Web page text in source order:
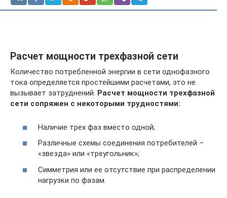
Расчет мощности трехфазной сети
Количество потребленной энергии в сети однофазного
тока определяется простейшими расчетами, это не
вызывает затруднений. Расчет мощности трехфазной
сети сопряжен с некоторыми трудностями:
Наличие трех фаз вместо одной;
Различные схемы соединения потребителей –
«звезда» или «треугольник»;
Симметрия или ее отсутствие при распределении
нагрузки по фазам.